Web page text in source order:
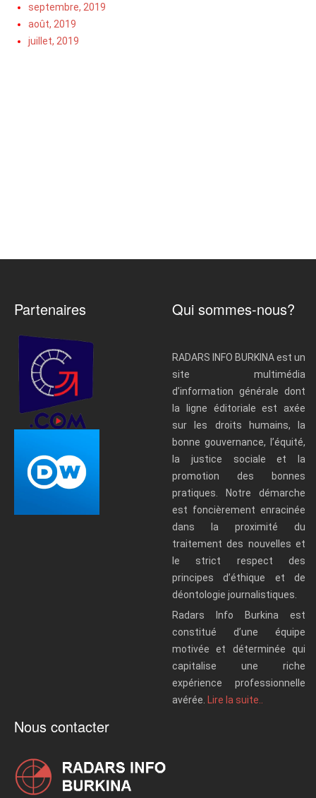
septembre, 2019
août, 2019
juillet, 2019
Partenaires Qui sommes-nous?
RADARS INFO BURKINA est un
site multimédia
d’information générale dont
la ligne éditoriale est axée
sur les droits humains, la
bonne gouvernance, l’équité,
la justice sociale et la
promotion des bonnes
pratiques. Notre démarche
est foncièrement enracinée
dans la proximité du
traitement des nouvelles et
le strict respect des
principes d’éthique et de
déontologie journalistiques.
Radars Info Burkina est
constitué d’une équipe
motivée et déterminée qui
capitalise une riche
expérience professionnelle
avérée.
Lire la suite..
Nous contacter